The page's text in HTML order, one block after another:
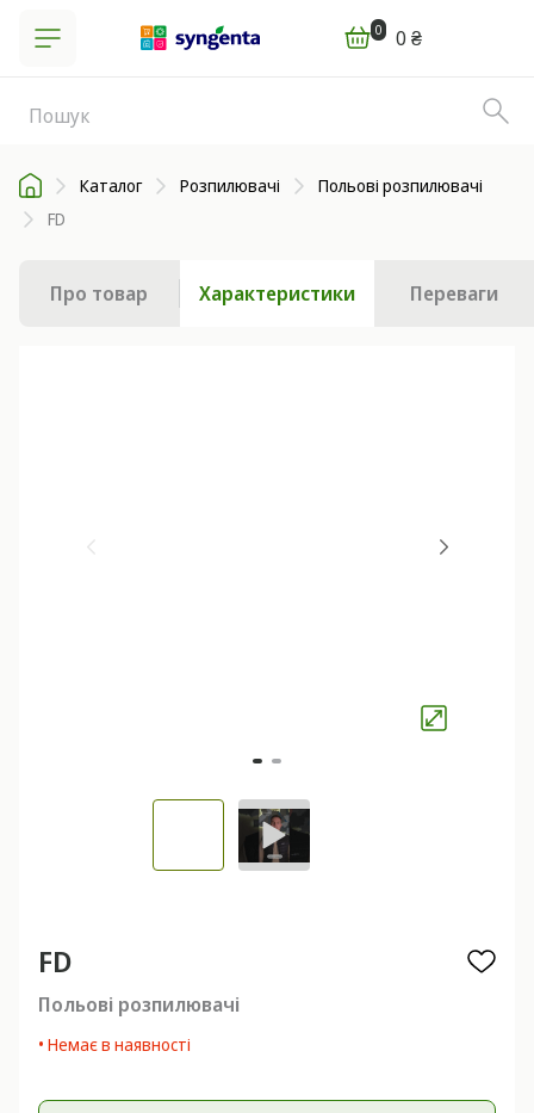
0 0 ₴
Каталог Розпилювачі
Польові розпилювачі
FD
Про товар Характеристики Переваги
FD
Польові розпилювачі
• Немає в наявності